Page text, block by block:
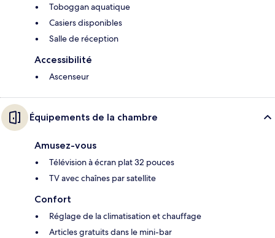
Toboggan aquatique
Casiers disponibles
Salle de réception
Accessibilité
Ascenseur
Équipements de la chambre
Amusez-vous
Télévision à écran plat 32 pouces
TV avec chaînes par satellite
Confort
Réglage de la climatisation et chauffage
Articles gratuits dans le mini-bar